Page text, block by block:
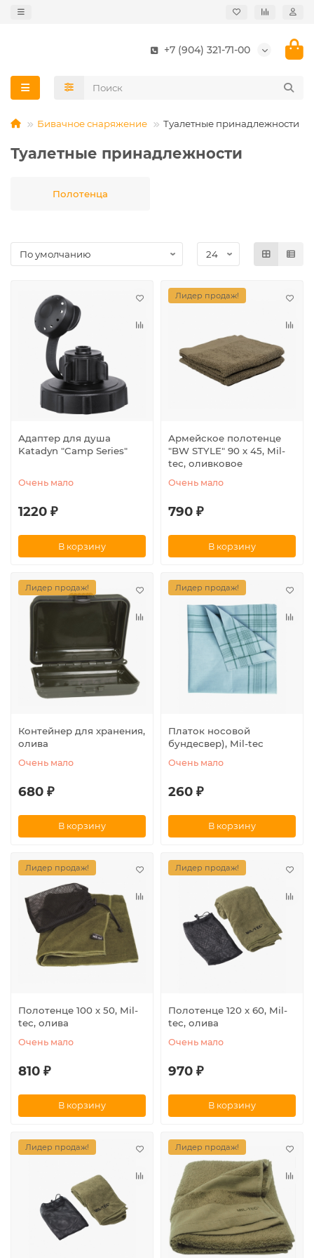
+7 (904) 321-71-00
Бивачное снаряжение Туалетные принадлежности
Туалетные принадлежности
Полотенца
Адаптер для душа
Katadyn "Camp Series"
Очень мало
1220 ₽
В корзину
Лидер продаж!
Армейское полотенце
"BW STYLE" 90 х 45, Mil-
tec, оливковое
Очень мало
790 ₽
В корзину
Лидер продаж!
Контейнер для хранения,
олива
Очень мало
680 ₽
В корзину
Лидер продаж!
Платок носовой
бундесвер), Mil-tec
Очень мало
260 ₽
В корзину
Лидер продаж!
Полотенце 100 х 50, Mil-
tec, олива
Очень мало
810 ₽
В корзину
Лидер продаж!
Полотенце 120 х 60, Mil-
tec, олива
Очень мало
970 ₽
В корзину
Лидер продаж! Лидер продаж!